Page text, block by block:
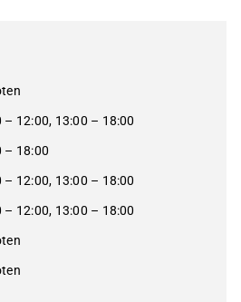
– 12:00, 13:00 – 18:00
– 18:00
– 12:00, 13:00 – 18:00
– 12:00, 13:00 – 18:00